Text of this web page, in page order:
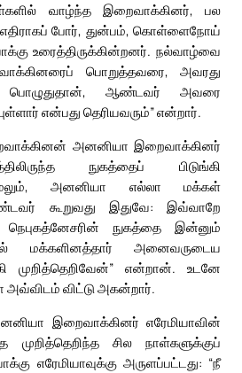
வாழ்ந்த இறைவாக்கினர், பல
எதிராகப் போர், துன்பம், கொள்ளைநோய்
உரைத்திருக்கின்றனர். நல்வாழ்வை
பொறுத்தவரை, அவரது
பொழுதுதான், ஆண்டவர் அவரை
என்பது தெரியவரும்” என்றார்.
அனனியா இறைவாக்கினர்
நுகத்தைப் பிடுங்கி
மேலும், அனனியா எல்லா மக்கள்
கூறுவது இதுவே: இவ்வாறே
நுகத்தை இன்னும்
மக்களினத்தார் அனைவருடைய
முறித்தெறிவேன்” என்றான். உடனே
அவ்விடம் விட்டு அகன்றார்.
இறைவாக்கினர் எரேமியாவின்
முறித்தெறிந்த சில நாள்களுக்குப்
எரேமியாவுக்கு அருளப்பட்டது: “நீ